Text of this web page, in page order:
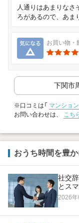
人通りはあまりなさ
ろがあるので、あま
気になる
お買い物・
下関市
※口コミは「 マンショ
お問い合わせは、 こち
おうち時間を豊
社交
とス
2026年